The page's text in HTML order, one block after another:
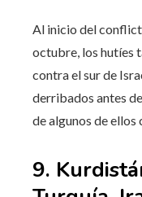
Al inicio del
octubre, los hutíes
contra el sur de
derribados antes
de algunos de ellos
9.